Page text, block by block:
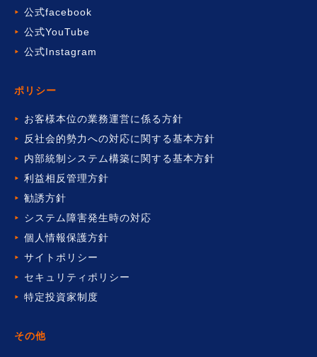
公式facebook
公式YouTube
公式Instagram
ポリシー
お客様本位の業務運営に係る方針
反社会的勢力への対応に関する基本方針
内部統制システム構築に関する基本方針
利益相反管理方針
勧誘方針
システム障害発生時の対応
個人情報保護方針
サイトポリシー
セキュリティポリシー
特定投資家制度
その他